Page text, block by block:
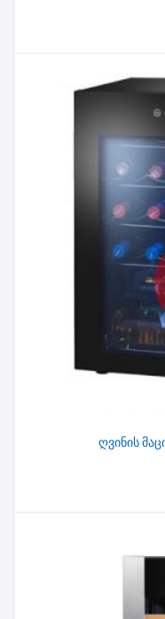
ღვინის